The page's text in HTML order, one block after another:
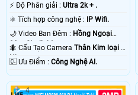
️⚡ Độ Phân giải : Ultra 2k + .
⚛️ Tích hợp công nghệ : IP Wifi.
🌙 Video Ban Đêm : Hồng Ngoại
30m Starlight.
🐜 Cấu Tạo Camera Thân Kim loại +
Nhựa.
️🆑 Ưu Điểm : Công Nghệ AI.
4